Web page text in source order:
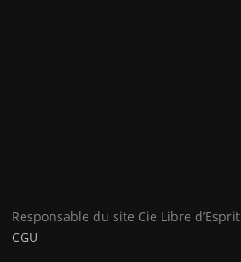
Responsable du site Cie Libre d’Esprit
CGU